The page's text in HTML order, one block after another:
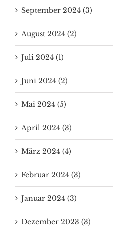
September 2024 (3)
August 2024 (2)
Juli 2024 (1)
Juni 2024 (2)
Mai 2024 (5)
April 2024 (3)
März 2024 (4)
Februar 2024 (3)
Januar 2024 (3)
Dezember 2023 (3)